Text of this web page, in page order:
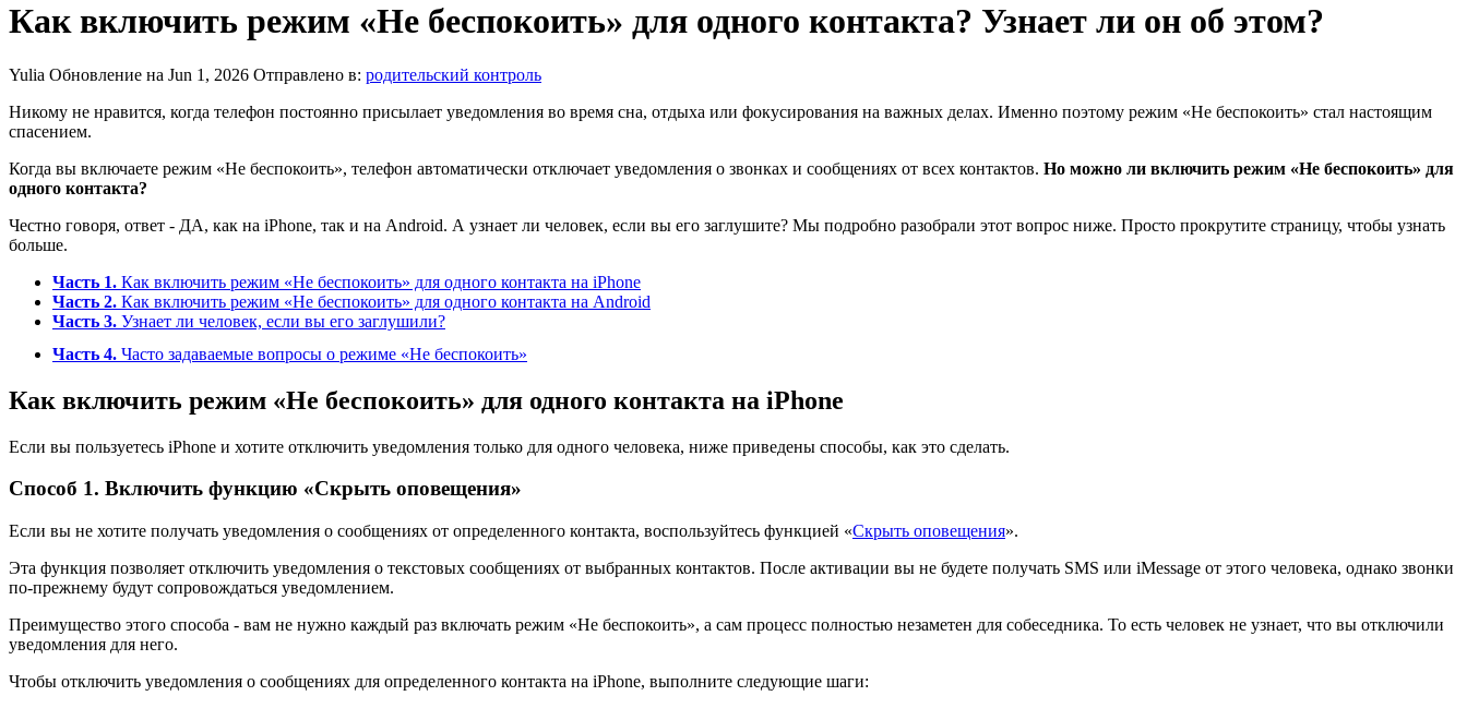
Как включить режим «Не беспокоить» для одного контакта? Узнает ли он об этом?
Yulia Обновление на Jun 1, 2026 Отправлено в: родительский контроль
Никому не нравится, когда телефон постоянно присылает уведомления во время сна, отдыха или фокусирования на важных делах. Именно поэтому режим «Не беспокоить» стал настоящим
спасением.
Когда вы включаете режим «Не беспокоить», телефон автоматически отключает уведомления о звонках и сообщениях от всех контактов. Но можно ли включить режим «Не беспокоить» для
одного контакта?
Честно говоря, ответ - ДА, как на iPhone, так и на Android. А узнает ли человек, если вы его заглушите? Мы подробно разобрали этот вопрос ниже. Просто прокрутите страницу, чтобы узнать
больше.
Часть 1. Как включить режим «Не беспокоить» для одного контакта на iPhone
Часть 2. Как включить режим «Не беспокоить» для одного контакта на Android
Часть 3. Узнает ли человек, если вы его заглушили?
Часть 4. Часто задаваемые вопросы о режиме «Не беспокоить»
Как включить режим «Не беспокоить» для одного контакта на iPhone
Если вы пользуетесь iPhone и хотите отключить уведомления только для одного человека, ниже приведены способы, как это сделать.
Способ 1. Включить функцию «Скрыть оповещения»
Если вы не хотите получать уведомления о сообщениях от определенного контакта, воспользуйтесь функцией «Скрыть оповещения».
Эта функция позволяет отключить уведомления о текстовых сообщениях от выбранных контактов. После активации вы не будете получать SMS или iMessage от этого человека, однако звонки
по-прежнему будут сопровождаться уведомлением.
Преимущество этого способа - вам не нужно каждый раз включать режим «Не беспокоить», а сам процесс полностью незаметен для собеседника. То есть человек не узнает, что вы отключили
уведомления для него.
Чтобы отключить уведомления о сообщениях для определенного контакта на iPhone, выполните следующие шаги: